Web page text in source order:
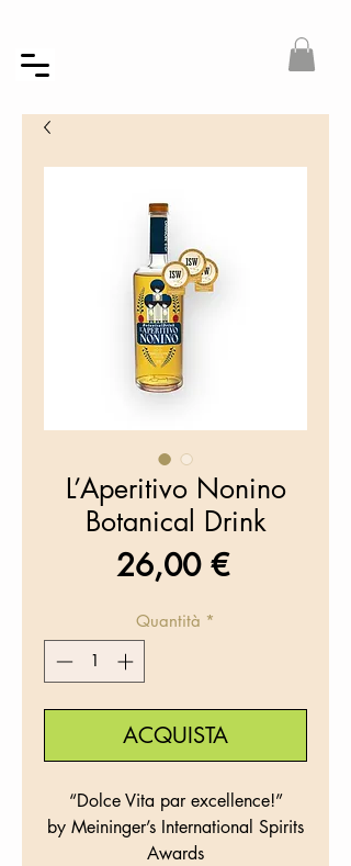
L’Aperitivo Nonino
Botanical Drink
26,00 €Prezzo
Quantità *
ACQUISTA
“Dolce Vita par excellence!”
by Meininger’s International Spirits
Awards